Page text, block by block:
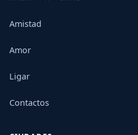
Amistad
Amor
Ligar
Contactos